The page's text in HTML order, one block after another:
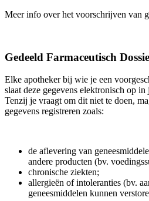
Meer info over het voorschrijven van
Gedeeld Farmaceutisch
Elke apotheker bij wie je een
slaat deze gegevens elektronisch op in
Tenzij je vraagt om dit niet te doen,
gegevens registreren zoals:
de aflevering van
andere producten (bv.
chronische ziekten;
allergieën of intoleranties (bv.
geneesmiddelen kunnen